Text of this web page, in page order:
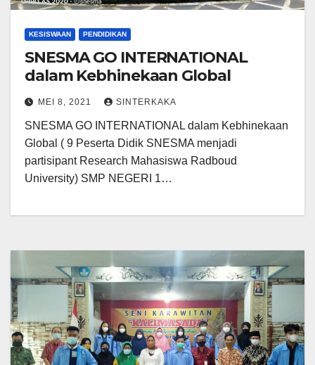
KESISWAAN PENDIDIKAN
SNESMA GO INTERNATIONAL
dalam Kebhinekaan Global
MEI 8, 2021 SINTERKAKA
SNESMA GO INTERNATIONAL dalam Kebhinekaan
Global ( 9 Peserta Didik SNESMA menjadi
partisipant Research Mahasiswa Radboud
University) SMP NEGERI 1…